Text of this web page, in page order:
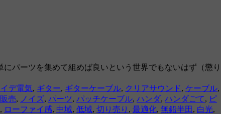
パーツを集めて組めば良いという世界でもないはず（懲り
デ電気, ギター, ギターケーブル, クリアサウンド, ケーブル,
売, ノイズ, パーツ, パッチケーブル, ハンダ, ハンダごて, ピ
, ローファイ感, 中域, 低域, 切り売り , 最適化, 無鉛半田 , 白光,